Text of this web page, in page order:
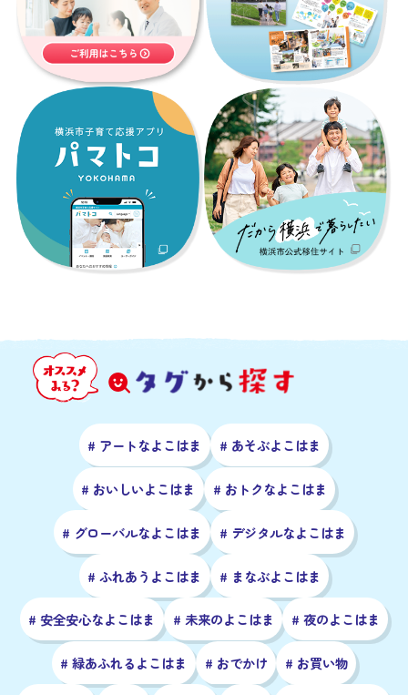
# アートなよこはま # あそぶよこはま
# おいしいよこはま # おトクなよこはま
# グローバルなよこはま # デジタルなよこはま
# ふれあうよこはま # まなぶよこはま
# 安全安心なよこはま # 未来のよこはま # 夜のよこはま
# 緑あふれるよこはま # おでかけ # お買い物